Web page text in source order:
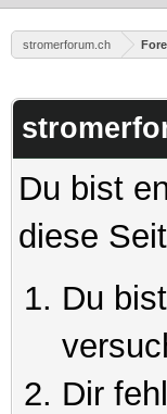
stromerforum.ch
Du bist
diese
Du
Dir